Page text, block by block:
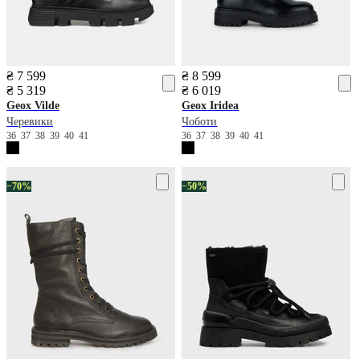
₴ 7 599
₴ 5 319
Geox Vilde
Черевики
36 37 38 39 40 41
₴ 8 599
₴ 6 019
Geox Iridea
Чоботи
363738394041
−70% −50%